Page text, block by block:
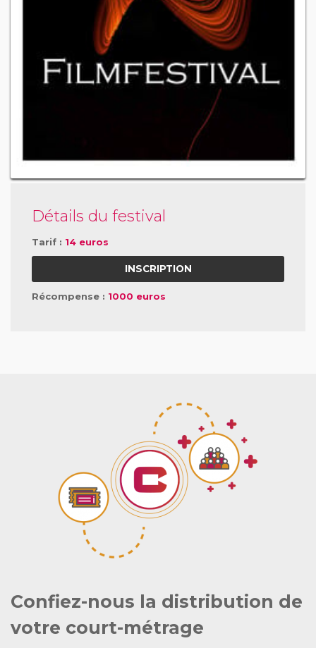
Détails du festival
Tarif : 14 euros
INSCRIPTION
Récompense : 1000 euros
Confiez-nous la distribution de
votre court-métrage